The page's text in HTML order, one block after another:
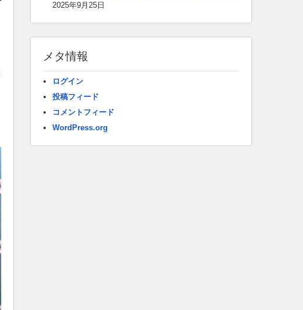
2025年9月25日
メタ情報
ログイン
投稿フィード
コメントフィード
WordPress.org